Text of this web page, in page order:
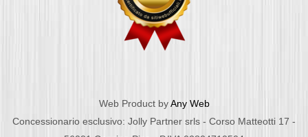
Web Product byAny Web
Concessionario esclusivo: Jolly Partner srls - Corso Matteotti 17 -